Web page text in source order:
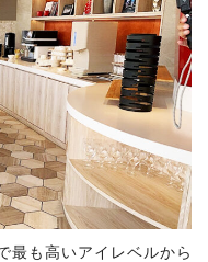
最も高いアイレベルから